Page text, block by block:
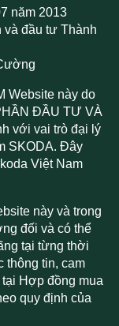
năm 2013
đầu tư Thành
Website này do
ĐẦU TƯ VÀ
với vai trò đại lý
SKODA. Đây
Việt Nam
này và trong
đối và có thể
tại từng thời
thông tin, cam
Hợp đồng mua
quy định của